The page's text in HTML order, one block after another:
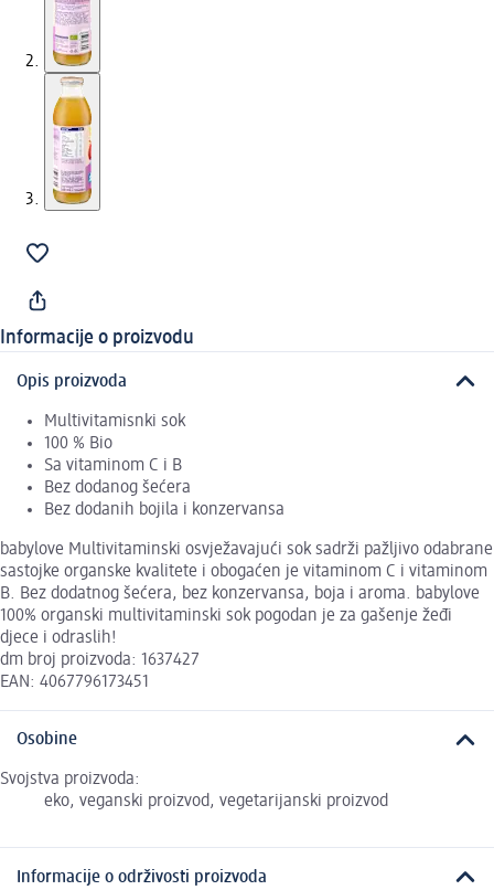
Informacije o proizvodu
Opis proizvoda
Multivitamisnki sok
100 % Bio
Sa vitaminom C i B
Bez dodanog šećera
Bez dodanih bojila i konzervansa
babylove Multivitaminski osvježavajući sok sadrži pažljivo odabrane
sastojke organske kvalitete i obogaćen je vitaminom C i vitaminom
B. Bez dodatnog šećera, bez konzervansa, boja i aroma. babylove
100% organski multivitaminski sok pogodan je za gašenje žeđi
djece i odraslih!
dm broj proizvoda: 1637427
EAN: 4067796173451
Osobine
Svojstva proizvoda:
eko, veganski proizvod, vegetarijanski proizvod
Informacije o održivosti proizvoda